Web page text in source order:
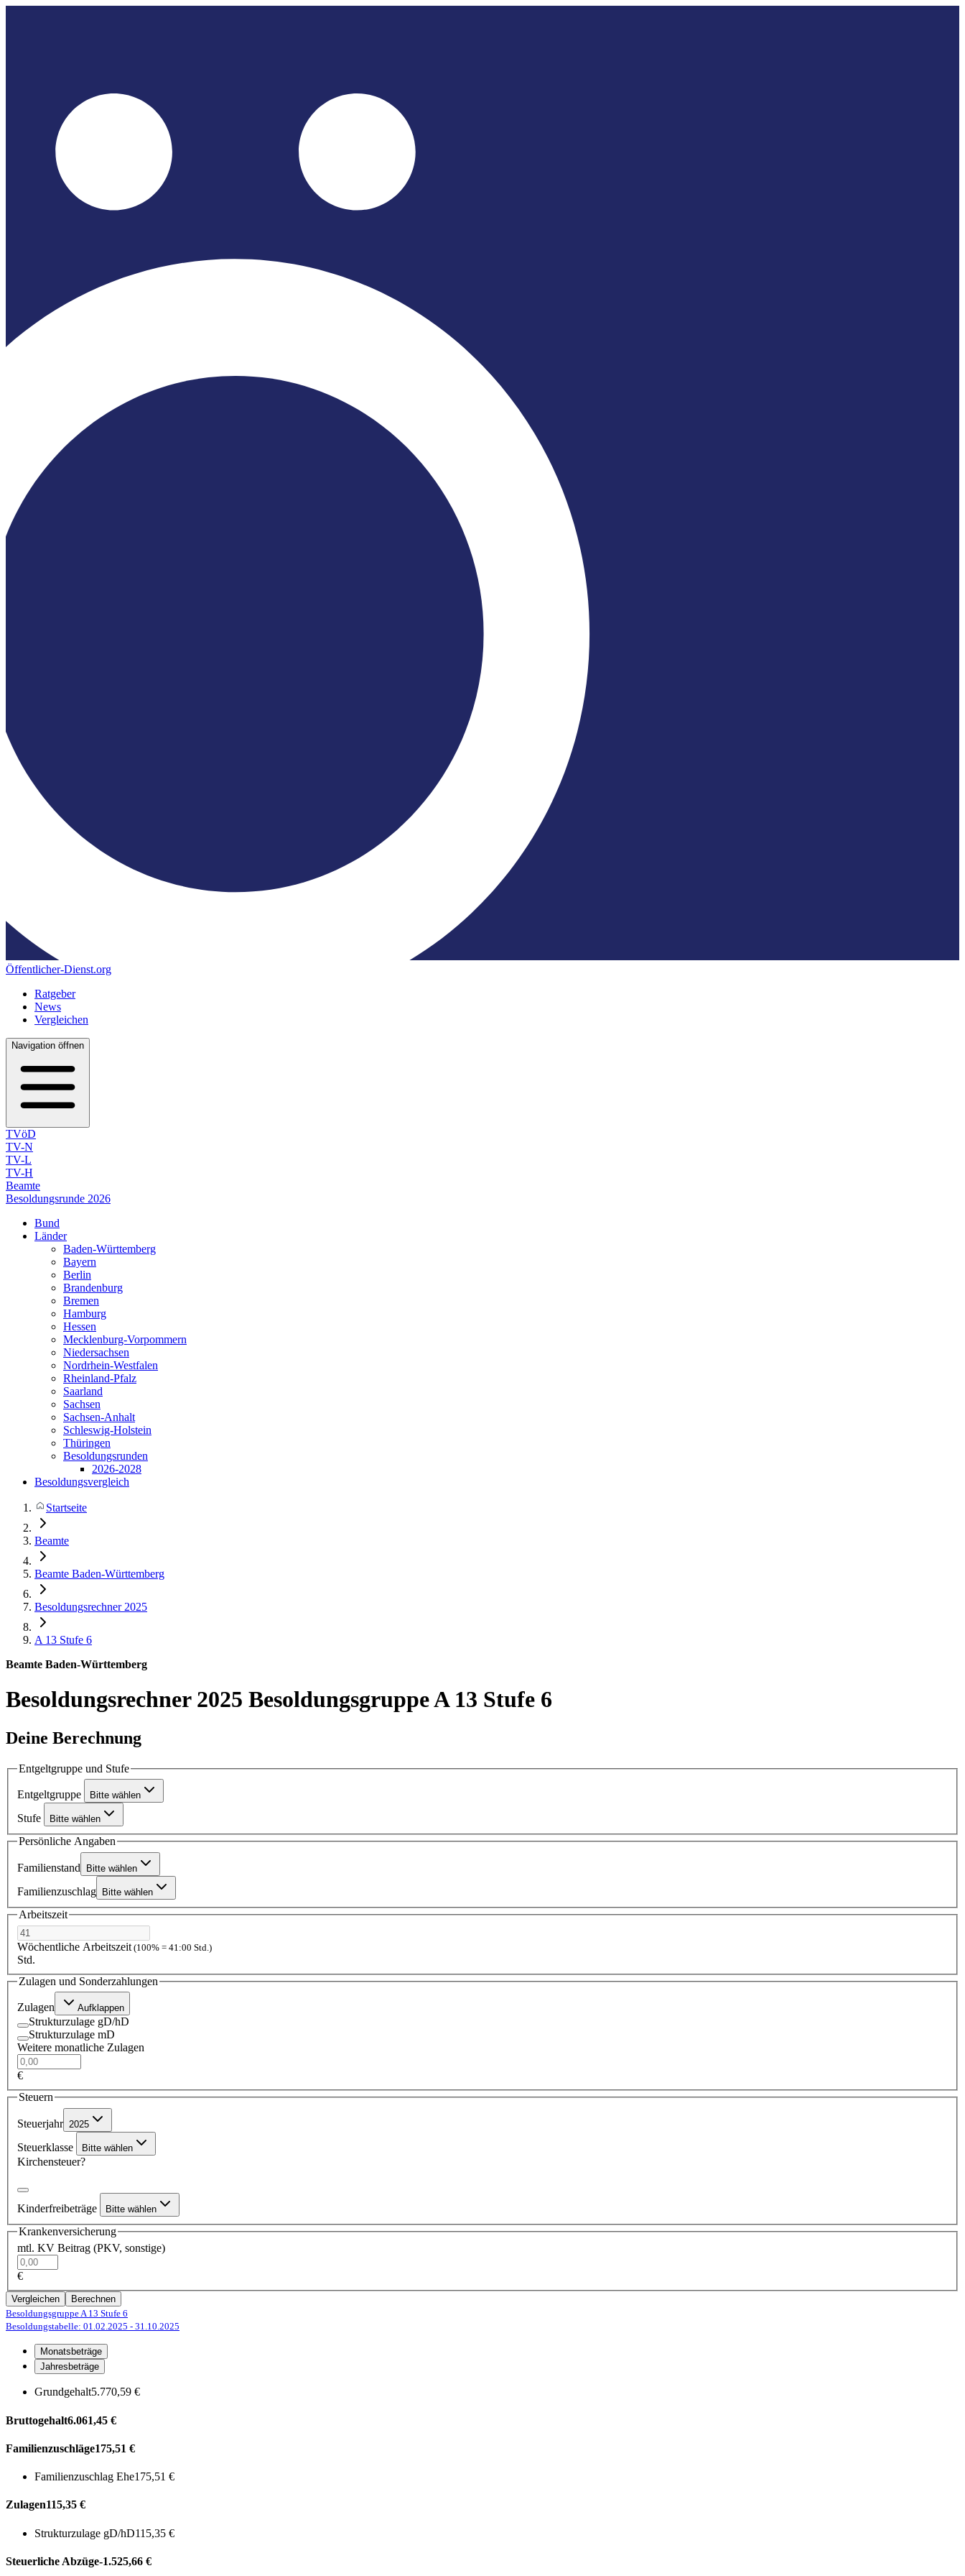
Öffentlicher-Dienst.org
Ratgeber
News
Vergleichen
Navigation öffnen
TVöD
TV-N
TV-L
TV-H
Beamte
Besoldungsrunde 2026
Bund
Länder
Baden-Württemberg
Bayern
Berlin
Brandenburg
Bremen
Hamburg
Hessen
Mecklenburg-Vorpommern
Niedersachsen
Nordrhein-Westfalen
Rheinland-Pfalz
Saarland
Sachsen
Sachsen-Anhalt
Schleswig-Holstein
Thüringen
Besoldungsrunden
2026-2028
Besoldungsvergleich
Startseite
Beamte
Beamte Baden-Württemberg
Besoldungsrechner 2025
A 13 Stufe 6
Beamte Baden-Württemberg
Besoldungsrechner 2025 Besoldungsgruppe A 13 Stufe 6
Deine Berechnung
Entgeltgruppe und Stufe
Entgeltgruppe Bitte wählen
Stufe Bitte wählen
Persönliche Angaben
Familienstand Bitte wählen
Familienzuschlag Bitte wählen
Arbeitszeit
Wöchentliche Arbeitszeit (100% = 41:00 Std.)
Std.
Zulagen und Sonderzahlungen
Zulagen Aufklappen
Strukturzulage gD/hD
Strukturzulage mD
Weitere monatliche Zulagen
€
Steuern
Steuerjahr 2025
Steuerklasse Bitte wählen
Kirchensteuer?
Kinderfreibeträge Bitte wählen
Krankenversicherung
mtl. KV Beitrag (PKV, sonstige)
€
Vergleichen
Berechnen
Besoldungsgruppe A 13 Stufe 6
Besoldungstabelle: 01.02.2025 - 31.10.2025
Monatsbeträge
Jahresbeträge
Grundgehalt5.770,59 €
Bruttogehalt6.061,45 €
Familienzuschläge175,51 €
Familienzuschlag Ehe175,51 €
Zulagen115,35 €
Strukturzulage gD/hD115,35 €
Steuerliche Abzüge-1.525,66 €